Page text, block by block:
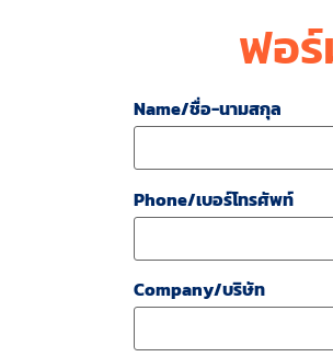
ฟอร์
Name/ชื่อ-นามสกุล
Phone/เบอร์โทรศัพท์
Company/บริษัท